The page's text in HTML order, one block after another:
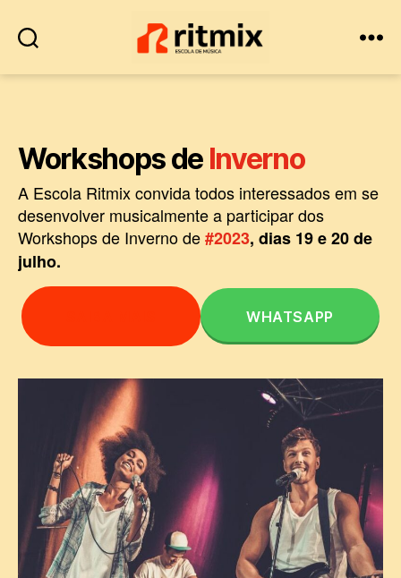
Escola
Ritmix
Workshops de Inverno
A Escola Ritmix convida todos interessados em se
desenvolver musicalmente a participar dos
Workshops de Inverno de#2023, dias 19 e 20 de
julho.
WHATSAPP